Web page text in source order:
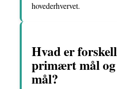
hovederhvervet.
Hvad er
primært mål
mål?